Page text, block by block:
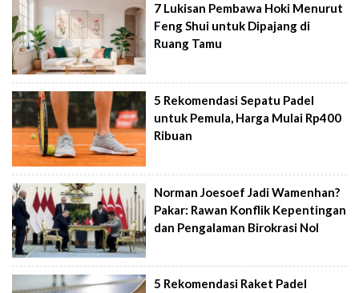
7 Lukisan Pembawa Hoki Menurut
Feng Shui untuk Dipajang di
Ruang Tamu
5 Rekomendasi Sepatu Padel
untuk Pemula, Harga Mulai Rp400
Ribuan
Norman Joesoef Jadi Wamenhan?
Pakar: Rawan Konflik Kepentingan
dan Pengalaman Birokrasi Nol
5 Rekomendasi Raket Padel